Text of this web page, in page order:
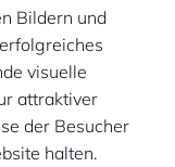
Bildern und
visuelle
attraktiver
der Besucher
halten.